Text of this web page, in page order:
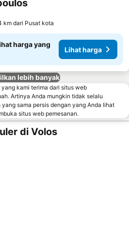
km dari Pusat kota
harga yang
Lihat harga
lebih banyak
kami terima dari situs web
Artinya Anda mungkin tidak selalu
sama persis dengan yang Anda lihat
situs web pemesanan.
di Volos